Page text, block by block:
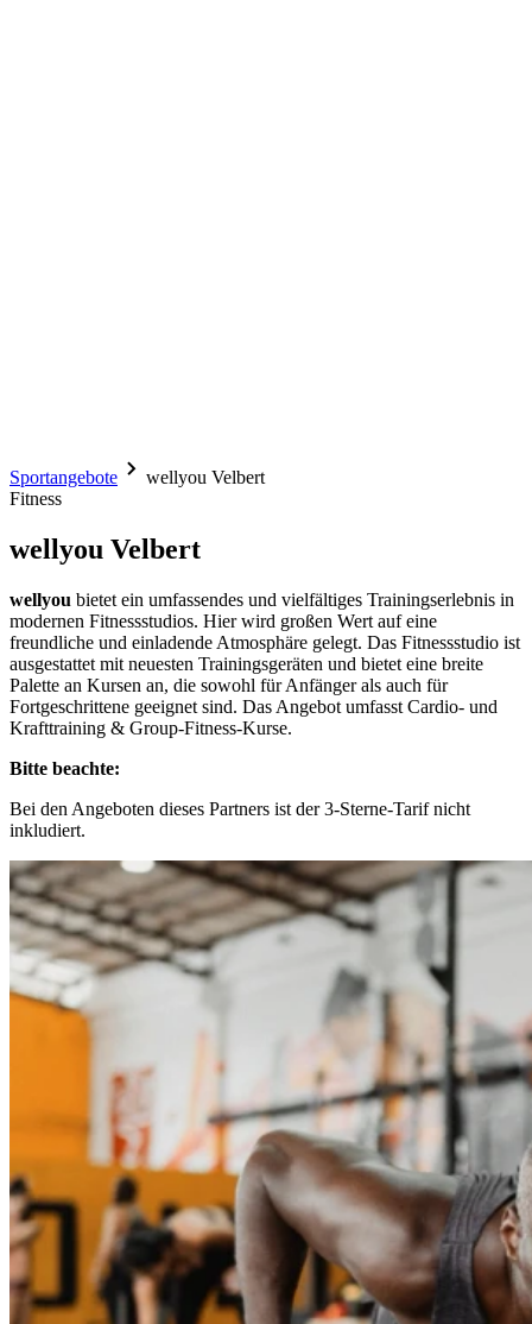
Sportangebote
wellyou Velbert
Fitness
wellyou Velbert
wellyou bietet ein umfassendes und vielfältiges Trainingserlebnis in
modernen Fitnessstudios. Hier wird großen Wert auf eine
freundliche und einladende Atmosphäre gelegt. Das Fitnessstudio ist
ausgestattet mit neuesten Trainingsgeräten und bietet eine breite
Palette an Kursen an, die sowohl für Anfänger als auch für
Fortgeschrittene geeignet sind. Das Angebot umfasst Cardio- und
Krafttraining & Group-Fitness-Kurse.
Bitte beachte:
Bei den Angeboten dieses Partners ist der 3-Sterne-Tarif nicht
inkludiert.